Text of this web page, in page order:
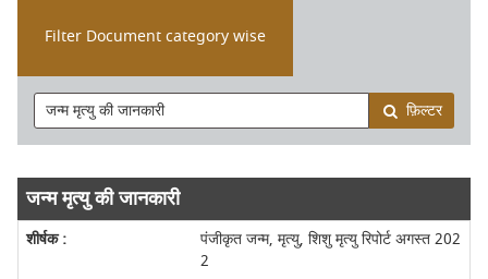
Filter Document category wise
फ़िल्टर
जन्म मृत्यु की जानकारी
पंजीकृत जन्म, मृत्यु, शिशु मृत्यु रिपोर्ट अगस्त 202
2